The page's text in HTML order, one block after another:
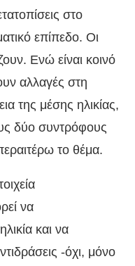
στο
επίπεδο. Οι
Ενώ είναι κοινό
αλλαγές στη
της μέσης ηλικίας,
δύο συντρόφους
το θέμα.
να
και να
-όχι, μόνο